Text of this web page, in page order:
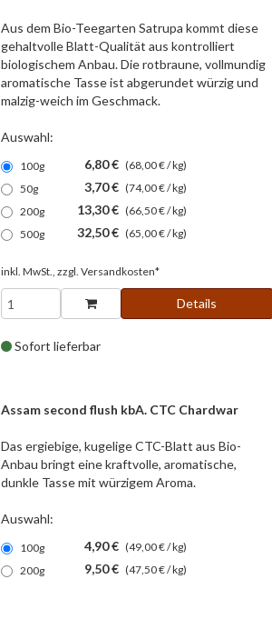
Aus dem Bio-Teegarten Satrupa kommt diese
gehaltvolle Blatt-Qualität aus kontrolliert
biologischem Anbau. Die rotbraune, vollmundig
aromatische Tasse ist abgerundet würzig und
malzig-weich im Geschmack.
Auswahl:
100g 6,80 € (68,00 € / kg)
50g
3,70 € (74,00 € / kg)
200g
13,30 € (66,50 € / kg)
500g
32,50 € (65,00 € / kg)
inkl. MwSt., zzgl. Versandkosten*
Details
Sofort lieferbar
Assam second flush kbA. CTC Chardwar
Das ergiebige, kugelige CTC-Blatt aus Bio-
Anbau bringt eine kraftvolle, aromatische,
dunkle Tasse mit würzigem Aroma.
Auswahl:
100g 4,90 € (49,00 € / kg)
200g
9,50 € (47,50 € / kg)